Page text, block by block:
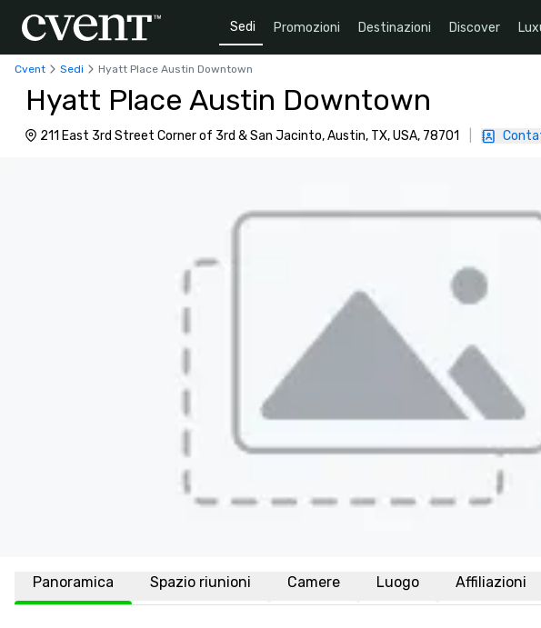
Sedi Promozioni Destinazioni Discover
Cvent Sedi Hyatt Place Austin Downtown
Hyatt Place Austin Downtown
211 East 3rd Street Corner of 3rd & San Jacinto, Austin, TX, USA, 78701
Panoramica Spazio riunioni Camere Luogo Affiliazioni